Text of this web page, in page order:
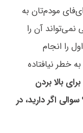
وای‌فای مودم‌تان به
آن را
فقط ۳ مورد اول را انجام
خطر نیافتاده
مورد را برای بالا بردن
اگر دارید، در